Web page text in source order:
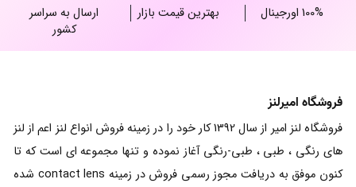
100% اورجینال بهترین قیمت بازار
ارسال به سراسر
کشور
فروشگاه امیرلنز
فروشگاه لنز امیر از سال 1392 کار خود را در زمینه فروش انواع لنز اعم از لنز
های رنگی ، طبی ، طبی-رنگی آغاز نموده و تنها مجموعه ای است که تا
کنون موفق به دریافت مجوز رسمی فروش در زمینه contact lens شده